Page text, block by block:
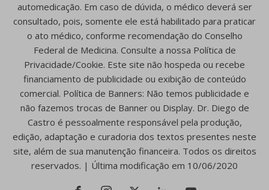
automedicação. Em caso de dúvida, o médico deverá ser
consultado, pois, somente ele está habilitado para praticar
o ato médico, conforme recomendação do Conselho
Federal de Medicina. Consulte a nossa Política de
Privacidade/Cookie. Este site não hospeda ou recebe
financiamento de publicidade ou exibição de conteúdo
comercial. Política de Banners: Não temos publicidade e
não fazemos trocas de Banner ou Display. Dr. Diego de
Castro é pessoalmente responsável pela produção,
edição, adaptação e curadoria dos textos presentes neste
site, além de sua manutenção financeira. Todos os direitos
reservados. | Última modificação em 10/06/2020